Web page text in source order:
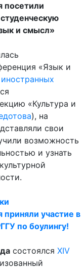
посетили
и смысл»
«Язык и
«Культура и
), на
свои
возможность
и узнать
участие в
по боулингу!
состоялся XIV